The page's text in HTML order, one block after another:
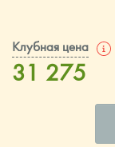
Клубная цена
31 275